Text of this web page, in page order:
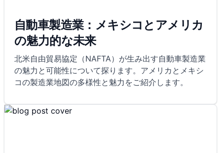
自動車製造業：メキシコとアメリカ
の魅力的な未来
北米自由貿易協定（NAFTA）が生み出す自動車製造業
の魅力と可能性について探ります。アメリカとメキシ
コの製造業地図の多様性と魅力をご紹介します。